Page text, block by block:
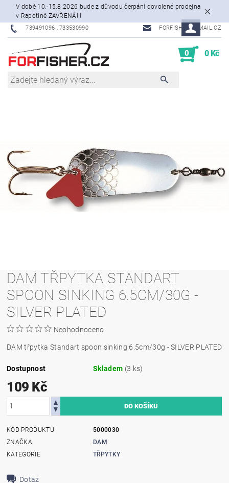
V době 10.-15.8.2026 bude z důvodu čerpání dovolené prodejna
v Rapotíně ZAVŘENÁ!!!
739491096 , 733530990 FORFISHER@EMAIL.CZ
0 0 Kč
DAM TŘPYTKA STANDART
SPOON SINKING 6.5CM/30G -
SILVER PLATED
Neohodnoceno
DAM třpytka Standart spoon sinking 6.5cm/30g - SILVER PLATED
Dostupnost Skladem (3 ks)
109 Kč
KÓD PRODUKTU
5000030
ZNAČKA
DAM
KATEGORIE
TŘPYTKY
Dotaz